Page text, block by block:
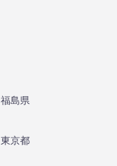
福島県
東京都